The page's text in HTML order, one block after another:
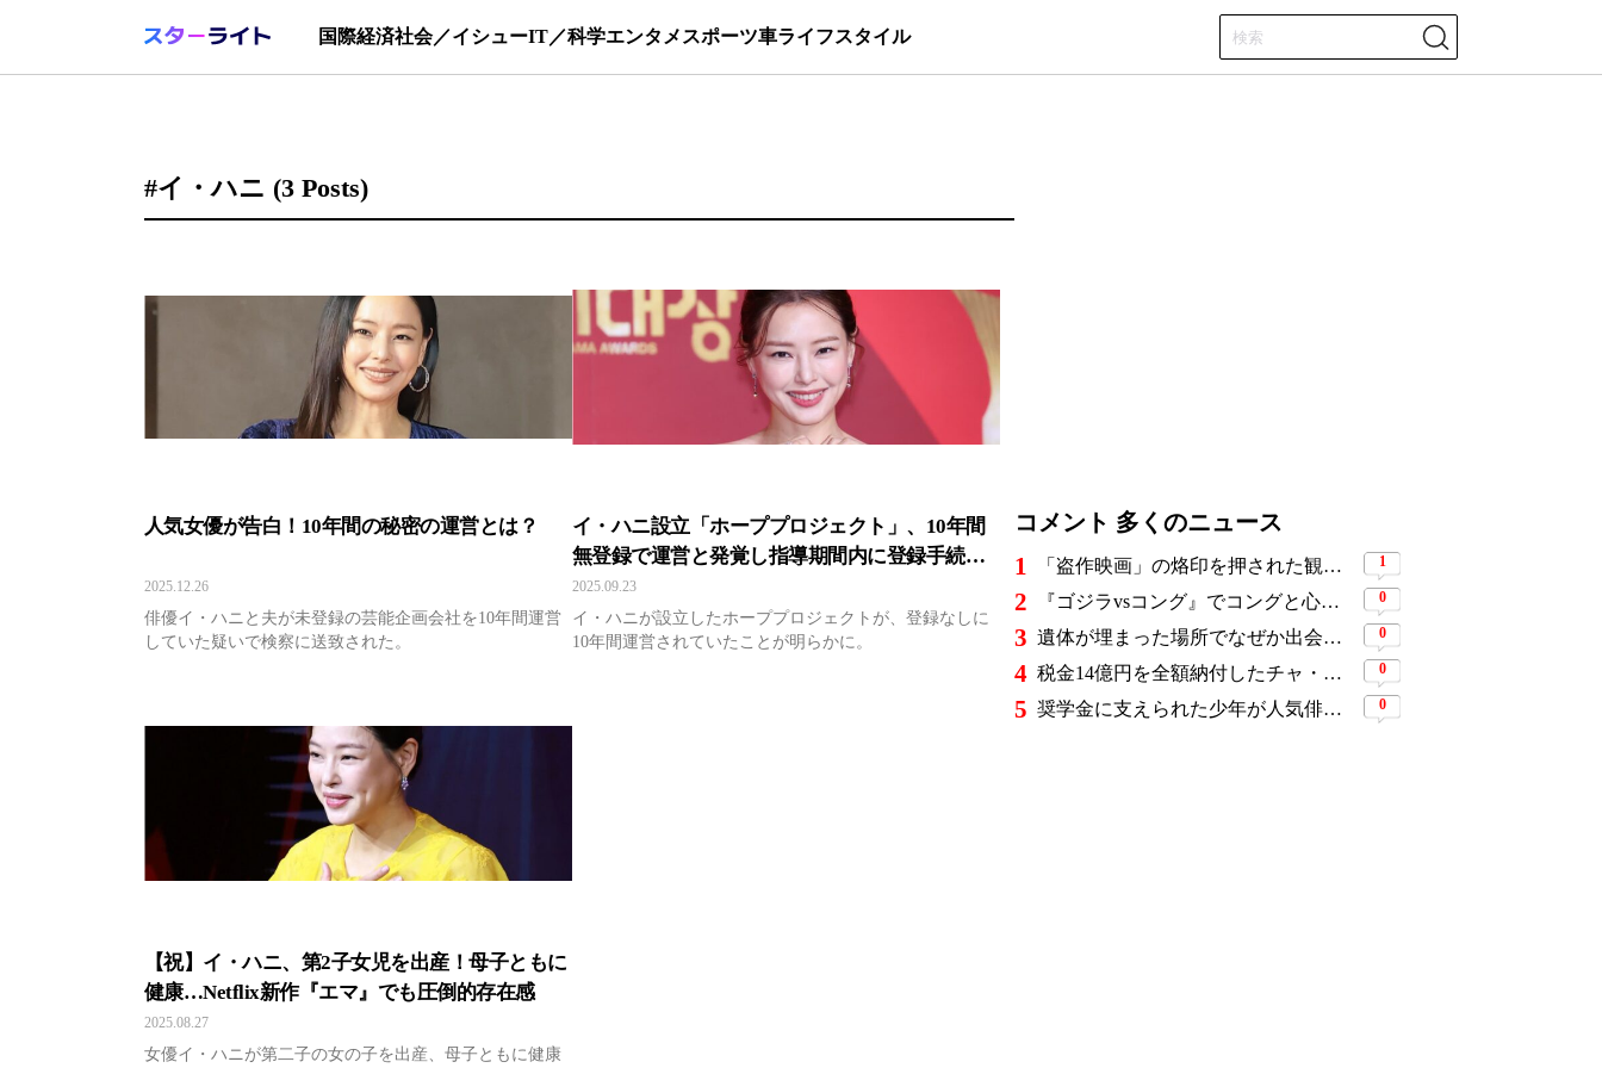
国際経済社会／イシューIT／科学エンタメ スポーツ車ライフスタイル
#イ・ハニ (3 Posts)
人気女優が告白！10年間の秘密の運営とは？
2025.12.26
俳優イ・ハニと夫が未登録の芸能企画会社を10年間運営
していた疑いで検察に送致された。
イ・ハニ設立「ホーププロジェクト」、10年間
無登録で運営と発覚し指導期間内に登録手続き
へ
2025.09.23
イ・ハニが設立したホーププロジェクトが、登録なしに
10年間運営されていたことが明らかに。
【祝】イ・ハニ、第2子女児を出産！母子ともに
健康…Netflix新作『エマ』でも圧倒的存在感
2025.08.27
女優イ・ハニが第二子の女の子を出産、母子ともに健康
コメント 多くのニュース
1 「盗作映画」の烙印を押された観客動員1,691万人の大ヒット作、裁判所の判断ですべてが覆った 1
2 『ゴジラvsコング』でコングと心を通わせた少女役、わずか18歳で突然の死…父が事故を起こした19歳少年に伝えた言葉 0
3 遺体が埋まった場所でなぜか出会う男女…“幽霊の証言”で事件を解く『恋は命がけ』がNetflix世界2位 0
4 税金14億円を全額納付したチャ・ウヌ、今度は軍服姿で登場…鍛え上げた上半身に驚きの声 0
5 奨学金に支えられた少年が人気俳優へ…今度は子どもたちに総額5,000万円を寄付 0